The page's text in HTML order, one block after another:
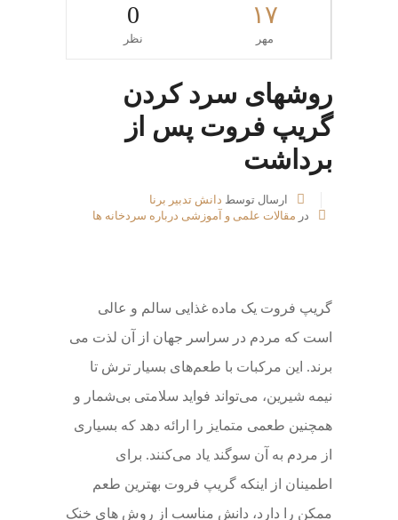
۱۷
مهر
0
نظر
روشهای سرد کردن
گریپ فروت پس از
برداشت
ارسال توسط دانش تدبیر برنا
در مقالات علمی و آموزشی درباره سردخانه ها
گریپ فروت یک ماده غذایی سالم و عالی
است که مردم در سراسر جهان از آن لذت می
برند. این مرکبات با طعم‌های بسیار ترش تا
نیمه شیرین، می‌تواند فواید سلامتی بی‌شمار و
همچنین طعمی متمایز را ارائه دهد که بسیاری
از مردم به آن سوگند یاد می‌کنند. برای
اطمینان از اینکه گریپ فروت بهترین طعم
ممکن را دارد، دانش مناسب از روش های خنک